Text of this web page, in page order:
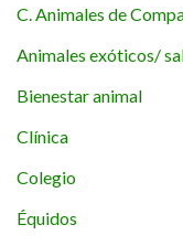
C. Animales de
Animales exóticos/
Bienestar animal
Clínica
Colegio
Équidos